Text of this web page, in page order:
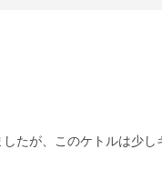
たが、このケトルは少し